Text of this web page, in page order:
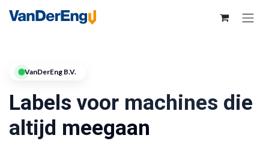
VanDerEng B.V.
Labels voor machines die
altijd meegaan